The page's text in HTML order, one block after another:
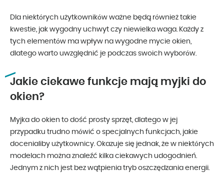
Dla niektórych użytkowników ważne będą również takie
kwestie, jak wygodny uchwyt czy niewielka waga. Każdy z
tych elementów ma wpływ na wygodne mycie okien,
dlatego warto uwzględnić je podczas swoich wyborów.
Jakie ciekawe funkcje mają myjki do
okien?
Myjka do okien to dość prosty sprzęt, dlatego w jej
przypadku trudno mówić o specjalnych funkcjach, jakie
docenialiby użytkownicy. Okazuje się jednak, że w niektórych
modelach można znaleźć kilka ciekawych udogodnień.
Jednym z nich jest bez wątpienia tryb oszczędzania energii.